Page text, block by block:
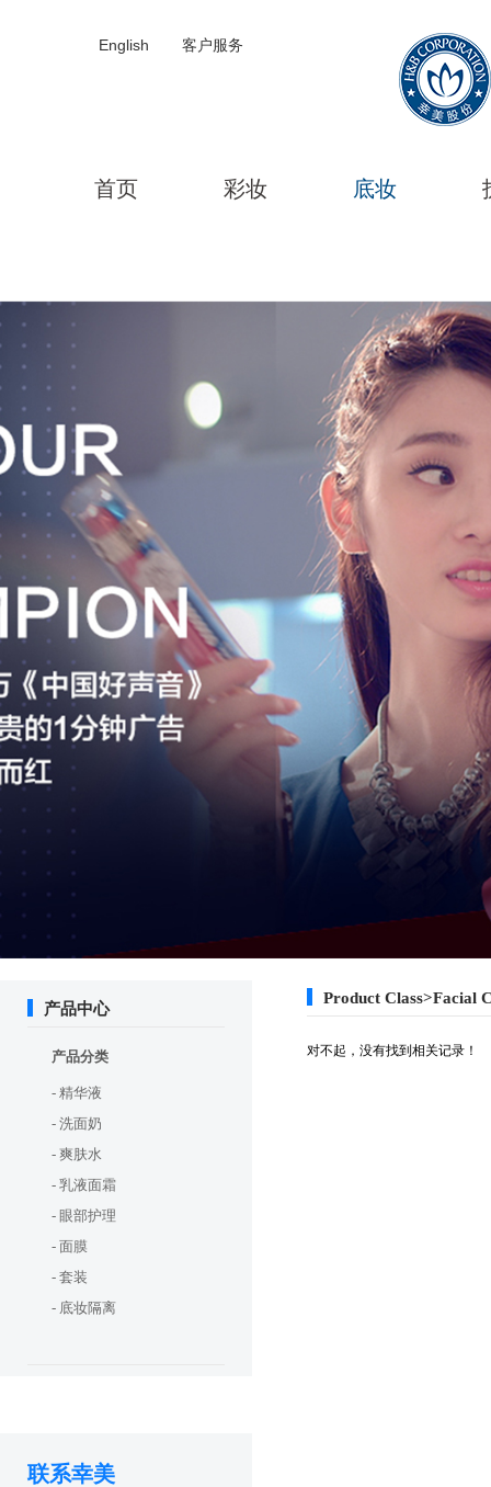
English 客户服务
首页 彩妆 底妆
产品中心
产品分类
- 精华液
- 洗面奶
- 爽肤水
- 乳液面霜
- 眼部护理
- 面膜
- 套装
- 底妆隔离
联系幸美
Product Class>Facial
对不起，没有找到相关记录！